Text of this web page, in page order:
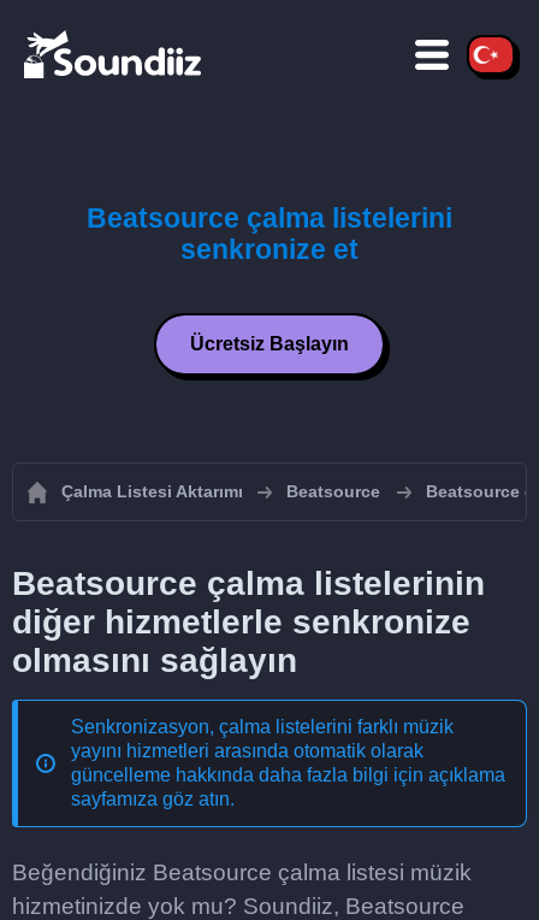
Beatsource çalma listelerini
senkronize et
Ücretsiz Başlayın
Çalma Listesi Aktarımı Beatsource Beatsource
Beatsource çalma listelerinin
diğer hizmetlerle senkronize
olmasını sağlayın
Senkronizasyon, çalma listelerini farklı müzik
yayını hizmetleri arasında otomatik olarak
güncelleme hakkında daha fazla bilgi için açıklama
sayfamıza göz atın.
Beğendiğiniz Beatsource çalma listesi müzik
hizmetinizde yok mu? Soundiiz, Beatsource